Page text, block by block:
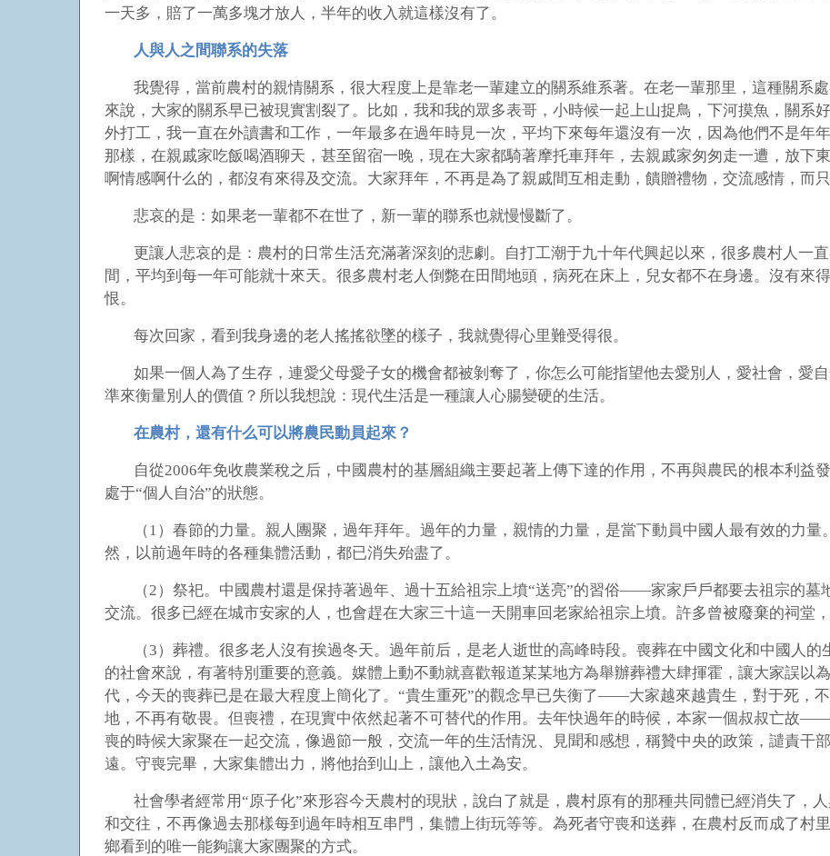
一天多，賠了一萬多塊才放人，半年的收入就這樣沒有了。
人與人之間聯系的失落
我覺得，當前農村的親情關系，很大程度上是靠老一輩建立的關系維系著。在老一輩那里，這種關系
來說，大家的關系早已被現實割裂了。比如，我和我的眾多表哥，小時候一起上山捉鳥，下河摸魚，關系
外打工，我一直在外讀書和工作，一年最多在過年時見一次，平均下來每年還沒有一次，因為他們不是年
那樣，在親戚家吃飯喝酒聊天，甚至留宿一晚，現在大家都騎著摩托車拜年，去親戚家匆匆走一遭，放下
啊情感啊什么的，都沒有來得及交流。大家拜年，不再是為了親戚間互相走動，饋贈禮物，交流感情，而
悲哀的是：如果老一輩都不在世了，新一輩的聯系也就慢慢斷了。
更讓人悲哀的是：農村的日常生活充滿著深刻的悲劇。自打工潮于九十年代興起以來，很多農村人一
間，平均到每一年可能就十來天。很多農村老人倒斃在田間地頭，病死在床上，兒女都不在身邊。沒有來
恨。
每次回家，看到我身邊的老人搖搖欲墜的樣子，我就覺得心里難受得很。
如果一個人為了生存，連愛父母愛子女的機會都被剝奪了，你怎么可能指望他去愛別人，愛社會，愛
準來衡量別人的價值？所以我想說：現代生活是一種讓人心腸變硬的生活。
在農村，還有什么可以將農民動員起來？
自從2006年免收農業稅之后，中國農村的基層組織主要起著上傳下達的作用，不再與農民的根本利益
處于“個人自治”的狀態。
（1）春節的力量。親人團聚，過年拜年。過年的力量，親情的力量，是當下動員中國人最有效的力
然，以前過年時的各種集體活動，都已消失殆盡了。
（2）祭祀。中國農村還是保持著過年、過十五給祖宗上墳“送亮”的習俗——家家戶戶都要去祖宗的
交流。很多已經在城市安家的人，也會趕在大家三十這一天開車回老家給祖宗上墳。許多曾被廢棄的祠堂
（3）葬禮。很多老人沒有挨過冬天。過年前后，是老人逝世的高峰時段。喪葬在中國文化和中國人
的社會來說，有著特別重要的意義。媒體上動不動就喜歡報道某某地方為舉辦葬禮大肆揮霍，讓大家誤以
代，今天的喪葬已是在最大程度上簡化了。“貴生重死”的觀念早已失衡了——大家越來越貴生，對于死，
地，不再有敬畏。但喪禮，在現實中依然起著不可替代的作用。去年快過年的時候，本家一個叔叔亡故
喪的時候大家聚在一起交流，像過節一般，交流一年的生活情況、見聞和感想，稱贊中央的政策，譴責
遠。守喪完畢，大家集體出力，將他抬到山上，讓他入土為安。
社會學者經常用“原子化”來形容今天農村的現狀，說白了就是，農村原有的那種共同體已經消失了，
和交往，不再像過去那樣每到過年時相互串門，集體上街玩等等。為死者守喪和送葬，在農村反而成了村
鄉看到的唯一能夠讓大家團聚的方式。